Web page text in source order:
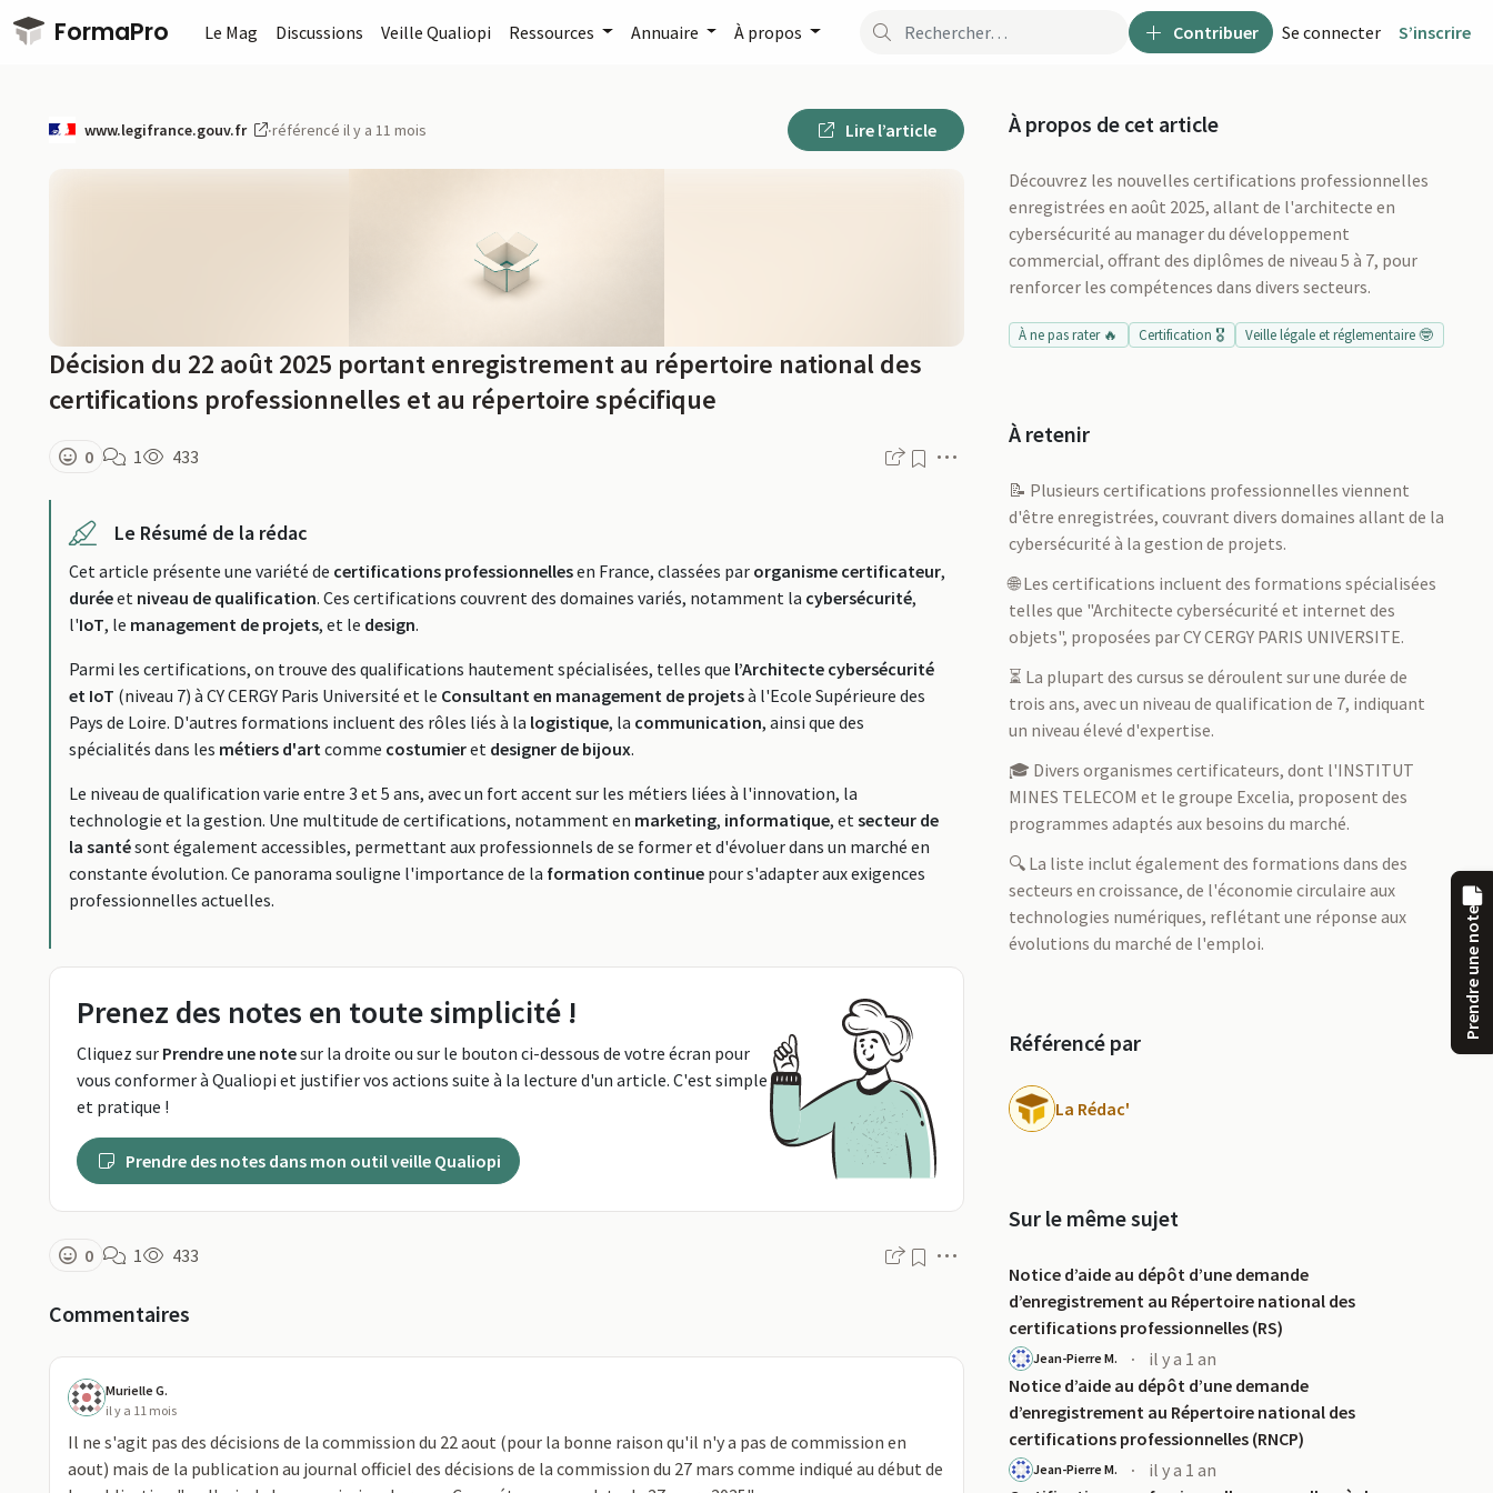
Passer au contenu principal
FormaPro Contribuer Se connecter S’inscrire
Le Mag Discussions Veille Qualiopi Ressources Annuaire À propos
www.legifrance.gouv.fr ·référencé il y a 11 mois Lire l’article
Décision du 22 août 2025 portant enregistrement au répertoire national des
certifications professionnelles et au répertoire spécifique
0 1 433
Le Résumé de la rédac
Cet article présente une variété de certifications professionnellesen France, classées par organisme certificateur,
duréeet niveau de qualification. Ces certifications couvrent des domaines variés, notamment la cybersécurité,
l'IoT, le management de projets, et le design.
Parmi les certifications, on trouve des qualifications hautement spécialisées, telles que l’Architecte cybersécurité
et IoT (niveau 7) à CY CERGY Paris Université et le Consultant en management de projetsà l'Ecole Supérieure des
Pays de Loire. D'autres formations incluent des rôles liés à la logistique, la communication, ainsi que des
spécialités dans les métiers d'artcomme costumieret designer de bijoux.
Le niveau de qualification varie entre 3 et 5 ans, avec un fort accent sur les métiers liées à l'innovation, la
technologie et la gestion. Une multitude de certifications, notamment en marketing, informatique, etsecteur de
la santésont également accessibles, permettant aux professionnels de se former et d'évoluer dans un marché en
constante évolution. Ce panorama souligne l'importance de la formation continue pour s'adapter aux exigences
professionnelles actuelles.
Prenez des notes en toute simplicité !
Cliquez sur Prendre une notesur la droite ou sur le bouton ci-dessous de votre écran pour
vous conformer à Qualiopi et justifier vos actions suite à la lecture d'un article. C'est simple
et pratique !
Prendre des notes dans mon outil veille Qualiopi
0 1 433
Commentaires
Murielle G.
il y a 11 mois
Il ne s'agit pas des décisions de la commission du 22 aout (pour la bonne raison qu'il n'y a pas de commission en
aout) mais de la publication au journal officiel des décisions de la commission du 27 mars comme indiqué au début de
À propos de cet article
Découvrez les nouvelles certifications professionnelles
enregistrées en août 2025, allant de l'architecte en
cybersécurité au manager du développement
commercial, offrant des diplômes de niveau 5 à 7, pour
renforcer les compétences dans divers secteurs.
À ne pas rater 🔥 Certification 🎖️ Veille légale et réglementaire 🤓
À retenir
📝 Plusieurs certifications professionnelles viennent
d'être enregistrées, couvrant divers domaines allant de la
cybersécurité à la gestion de projets.
🌐 Les certifications incluent des formations spécialisées
telles que "Architecte cybersécurité et internet des
objets", proposées par CY CERGY PARIS UNIVERSITE.
⏳ La plupart des cursus se déroulent sur une durée de
trois ans, avec un niveau de qualification de 7, indiquant
un niveau élevé d'expertise.
🎓 Divers organismes certificateurs, dont l'INSTITUT
MINES TELECOM et le groupe Excelia, proposent des
programmes adaptés aux besoins du marché.
🔍 La liste inclut également des formations dans des
secteurs en croissance, de l'économie circulaire aux
technologies numériques, reflétant une réponse aux
évolutions du marché de l'emploi.
Référencé par
La Rédac'
Sur le même sujet
Notice d’aide au dépôt d’une demande
d’enregistrement au Répertoire national des
certifications professionnelles (RS)
Jean-Pierre M. ·
il y a 1 an
Notice d’aide au dépôt d’une demande
d’enregistrement au Répertoire national des
certifications professionnelles (RNCP)
Jean-Pierre M. ·
il y a 1 an
Prendre une note